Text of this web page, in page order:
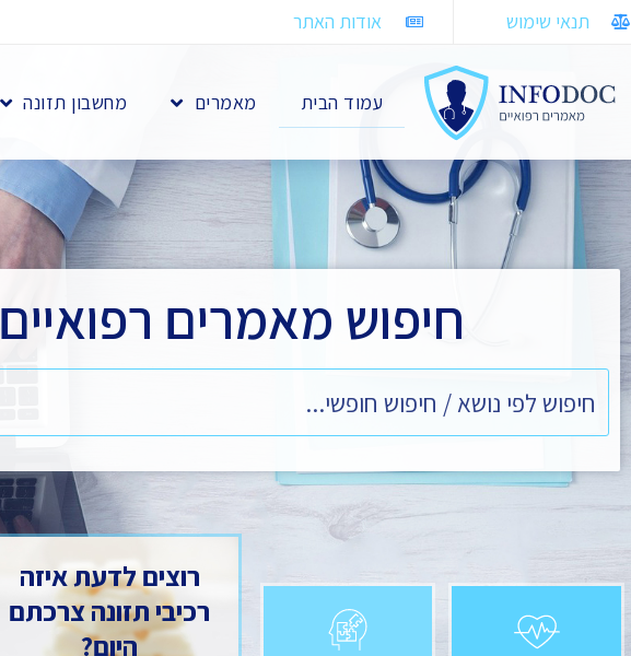
תנאי שימוש אודות האתר
עמוד הבית מאמרים מחשבון תזונה
חיפוש מאמרים רפואיים
רוצים לדעת איזה
רכיבי תזונה צרכתם
היום?